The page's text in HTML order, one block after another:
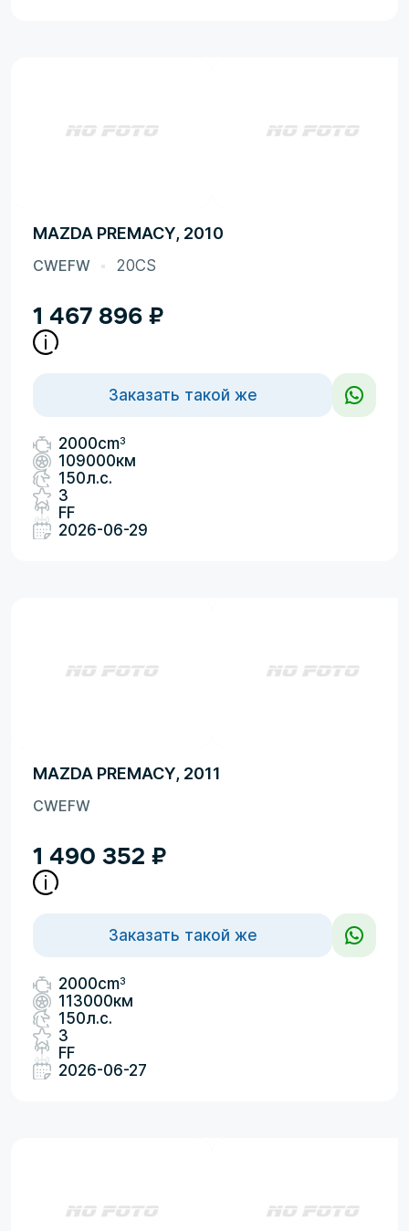
MAZDA PREMACY, 2010
CWEFW 20CS
1 467 896 ₽
Заказать такой же
2000cm3
109000км
150л.с.
3
FF
2026-06-29
MAZDA PREMACY, 2011
CWEFW
1 490 352 ₽
Заказать такой же
2000cm3
113000км
150л.с.
3
FF
2026-06-27